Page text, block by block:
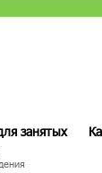
занятых